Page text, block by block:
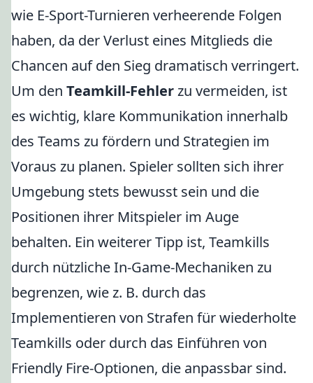
wie E-Sport-Turnieren verheerende Folgen
haben, da der Verlust eines Mitglieds die
Chancen auf den Sieg dramatisch verringert.
Um den Teamkill-Fehlerzu vermeiden, ist
es wichtig, klare Kommunikation innerhalb
des Teams zu fördern und Strategien im
Voraus zu planen. Spieler sollten sich ihrer
Umgebung stets bewusst sein und die
Positionen ihrer Mitspieler im Auge
behalten. Ein weiterer Tipp ist, Teamkills
durch nützliche In-Game-Mechaniken zu
begrenzen, wie z. B. durch das
Implementieren von Strafen für wiederholte
Teamkills oder durch das Einführen von
Friendly Fire-Optionen, die anpassbar sind.